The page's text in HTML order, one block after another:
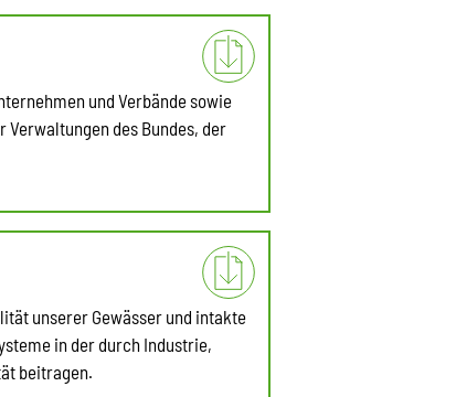
und Verbände sowie
des Bundes, der
unserer Gewässer und intakte
in der durch Industrie,
beitragen.